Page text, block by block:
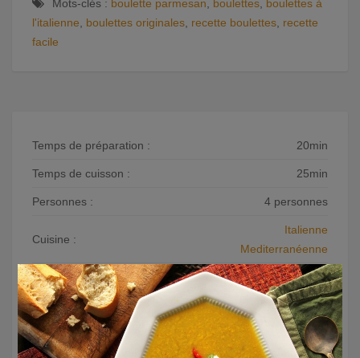
Mots-clés : boulette parmesan boulettes boulettes à
l'italienne
boulettes originales recette boulettes recette
facile
Temps de préparation : 20min
Temps de cuisson : 25min
Personnes : 4 personnes
Cuisine :
Italienne
Mediterranéenne
Catégorie : Plats principaux
Niveau :
Note :
×